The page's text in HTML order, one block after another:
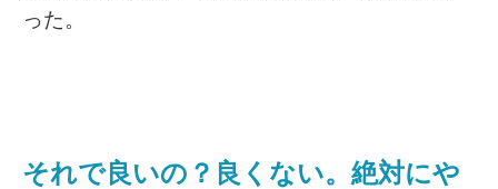
った。
それで良いの？良くない。絶対にや